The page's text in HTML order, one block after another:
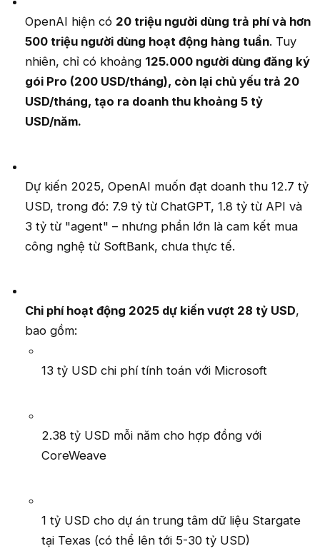
OpenAI hiện có 20 triệu người dùng trả phí và hơn
500 triệu người dùng hoạt động hàng tuần. Tuy
nhiên, chỉ có khoảng 125.000 người dùng đăng ký
gói Pro (200 USD/tháng), còn lại chủ yếu trả 20
USD/tháng, tạo ra doanh thu khoảng 5 tỷ
USD/năm.
Dự kiến 2025, OpenAI muốn đạt doanh thu 12.7 tỷ
USD, trong đó: 7.9 tỷ từ ChatGPT, 1.8 tỷ từ API và
3 tỷ từ "agent" – nhưng phần lớn là cam kết mua
công nghệ từ SoftBank, chưa thực tế.
Chi phí hoạt động 2025 dự kiến vượt 28 tỷ USD,
bao gồm:
13 tỷ USD chi phí tính toán với Microsoft
2.38 tỷ USD mỗi năm cho hợp đồng với
CoreWeave
1 tỷ USD cho dự án trung tâm dữ liệu Stargate
tại Texas (có thể lên tới 5-30 tỷ USD)